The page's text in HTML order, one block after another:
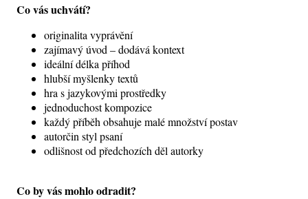
Co vás uchvátí?
originalita vyprávění
zajímavý úvod – dodává kontext
ideální délka příhod
hlubší myšlenky textů
hra s jazykovými prostředky
jednoduchost kompozice
každý příběh obsahuje malé množství postav
autorčin styl psaní
odlišnost od předchozích děl autorky
Co by vás mohlo odradit?